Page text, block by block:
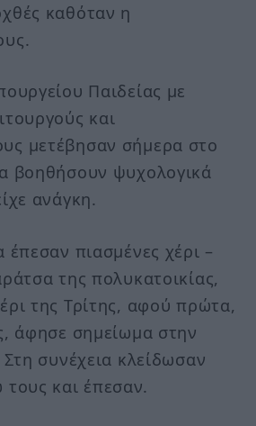
καθόταν η
Παιδείας με
και
μετέβησαν σήμερα στο
βοηθήσουν ψυχολογικά
ανάγκη.
έπεσαν πιασμένες χέρι –
της πολυκατοικίας,
της Τρίτης, αφού πρώτα,
άφησε σημείωμα στην
Στη συνέχεια κλείδωσαν
και έπεσαν.